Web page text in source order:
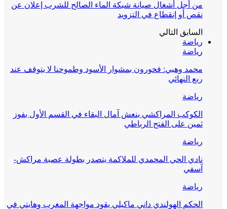
من أجل أشغال صيانة شبكة الماء الصالح للشرب إعلان عن
نقص أو إنقطاع في التزويد
السابق التالي
رياضة
رياضة
محمد وهبي: فخورون بمشوار الأسود وطموحنا لا يتوقف عند
ربع النهائي
رياضة
الكوكب المراكشي ينعش آمال البقاء في القسم الأول بفوز
ثمين على الفتح الرباطي
رياضة
نادي الحي المحمدي للملاكمة يتصدر بطولة عصبة مراكش-
آسفي
رياضة
الحكم الهولندي داني ماكيلي يقود مواجهة المغرب وهايتي في